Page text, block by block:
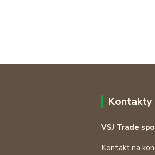
Kontakty
VSJ Trade
Kontakt na